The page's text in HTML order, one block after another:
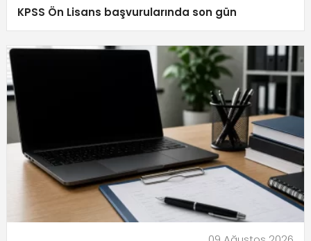
KPSS Ön Lisans başvurularında son gün